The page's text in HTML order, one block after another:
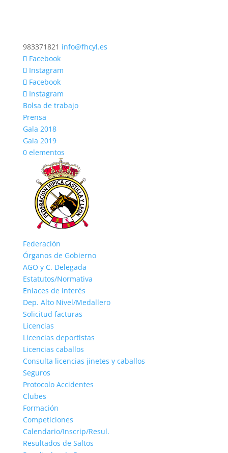
983371821 info@fhcyl.es
Facebook
Instagram
Facebook
Instagram
Bolsa de trabajo
Prensa
Gala 2018
Gala 2019
0 elementos
Federación
Órganos de Gobierno
AGO y C. Delegada
Estatutos/Normativa
Enlaces de interés
Dep. Alto Nivel/Medallero
Solicitud facturas
Licencias
Licencias deportistas
Licencias caballos
Consulta licencias jinetes y caballos
Seguros
Protocolo Accidentes
Clubes
Formación
Competiciones
Calendario/Inscrip/Resul.
Resultados de Saltos